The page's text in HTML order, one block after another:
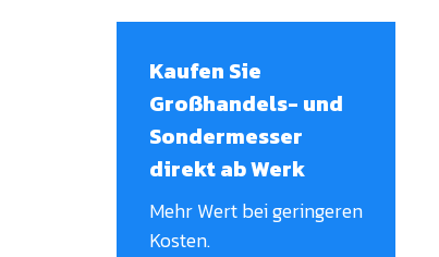
Kaufen Sie
Großhandels- und
Sondermesser
direkt ab Werk
Mehr Wert bei geringeren
Kosten.